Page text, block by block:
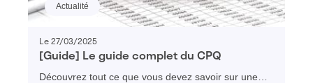
Actualité
Le 27/03/2025
[Guide] Le guide complet du CPQ
Découvrez tout ce que vous devez savoir sur une